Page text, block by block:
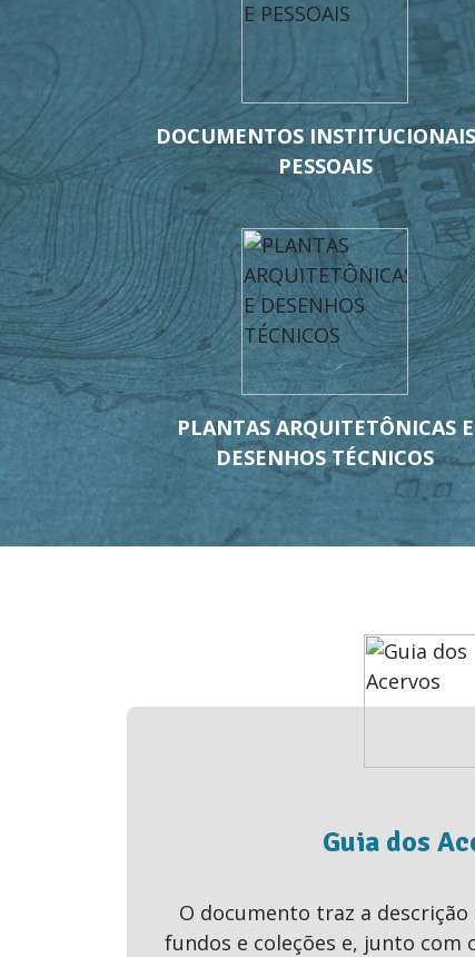
DOCUMENTOS
PESSOAIS
PLANTAS ARQUITETÔNICAS E
DESENHOS TÉCNICOS
Guia dos
O documento traz a
fundos e coleções e, junto com